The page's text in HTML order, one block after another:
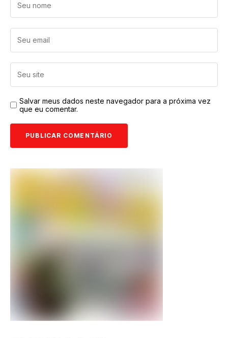
case de sucesso,
empresário
Salvar meus dados neste navegador para a próxima vez
que eu comentar.